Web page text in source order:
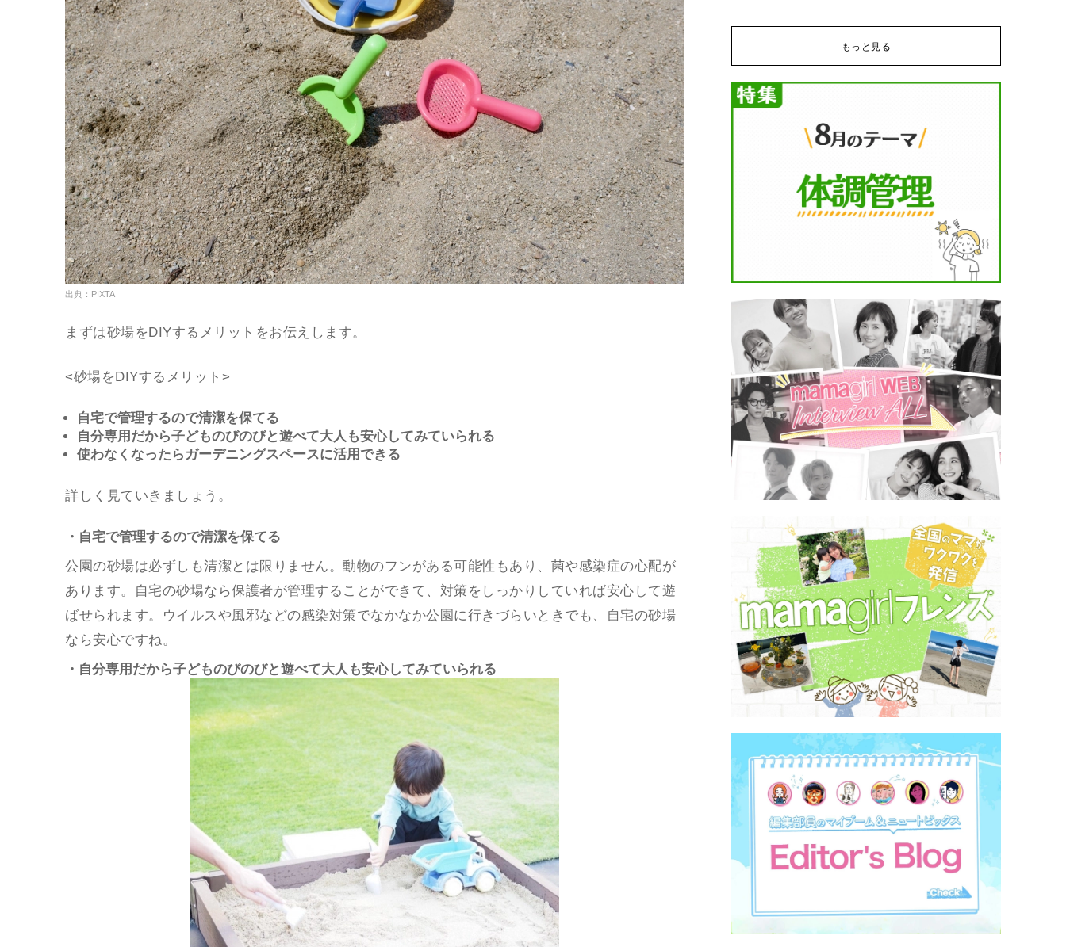
出典：PIXTA
まずは砂場をDIYするメリットをお伝えします。
<砂場をDIYするメリット>
自宅で管理するので清潔を保てる
自分専用だから子どものびのびと遊べて大人も安心してみていられる
使わなくなったらガーデニングスペースに活用できる
詳しく見ていきましょう。
・自宅で管理するので清潔を保てる
公園の砂場は必ずしも清潔とは限りません。動物のフンがある可能性もあり、菌や感染症の心配が
あります。自宅の砂場なら保護者が管理することができて、対策をしっかりしていれば安心して遊
ばせられます。ウイルスや風邪などの感染対策でなかなか公園に行きづらいときでも、自宅の砂場
なら安心ですね。
・自分専用だから子どものびのびと遊べて大人も安心してみていられる
もっと見る